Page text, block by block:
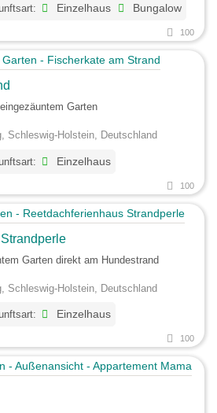
Einzelhaus Bungalow
100
Garten
Schleswig-Holstein, Deutschland
Einzelhaus
100
Garten direkt am Hundestrand
Schleswig-Holstein, Deutschland
Einzelhaus
100